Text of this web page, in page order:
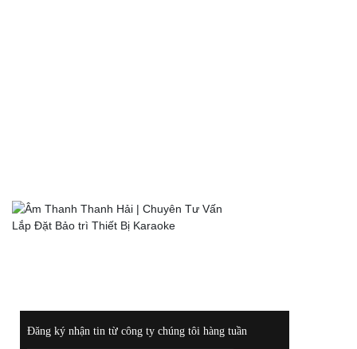
Đăng ký nhận tin từ công ty chúng tôi hàng tuần